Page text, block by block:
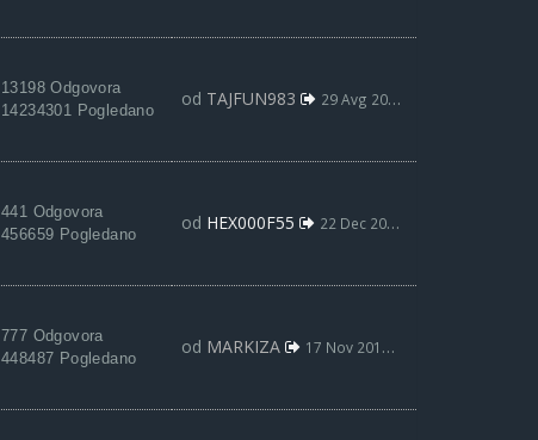
13198 Odgovora
14234301 Pogledano
od TAJFUN983 29 Avg 2021, 22:03
441 Odgovora
456659 Pogledano
od HEX000F55 22 Dec 2020, 21:33
777 Odgovora
448487 Pogledano
od MARKIZA 17 Nov 2019, 12:36